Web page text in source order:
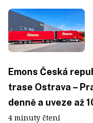
Emons Česká
trase Ostrava –
denně a uveze až
4 minuty čtení